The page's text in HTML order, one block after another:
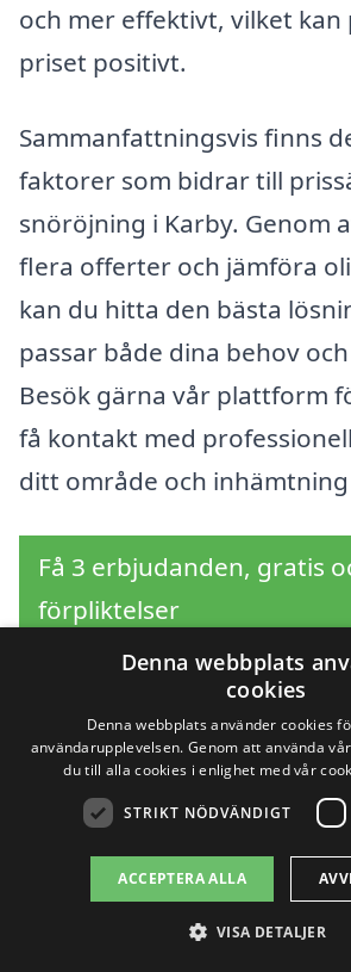
och mer effektivt, vilket kan
priset positivt.
Sammanfattningsvis finns
faktorer som bidrar till
snöröjning i Karby. Genom
flera offerter och jämföra
kan du hitta den bästa
passar både dina behov
Besök gärna vår plattform
få kontakt med
ditt område och
Få 3 erbjudanden, gratis
förpliktelser
Sök efter en
professionell för
snöröjning i
städer nära
Denna webbplats
cookies
Denna webbplats använder cookies
användarupplevelsen. Genom att använda
du till alla cookies i enlighet med vår
STRIKT NÖDVÄNDIGT
ACCEPTERA ALLA
VISA DETALJER